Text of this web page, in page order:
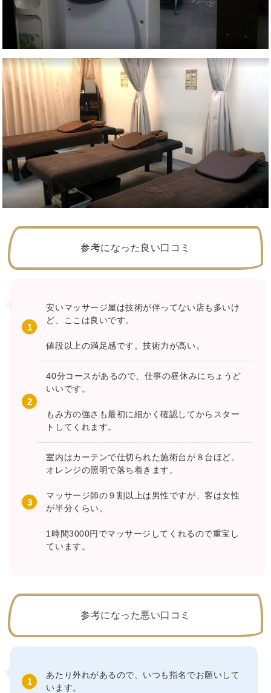
参考になった良い口コミ
安いマッサージ屋は技術が伴ってない店も多いけ
ど、ここは良いです。
値段以上の満足感です。技術力が高い。
40分コースがあるので、仕事の昼休みにちょうど
いいです。
もみ方の強さも最初に細かく確認してからスター
トしてくれます。
室内はカーテンで仕切られた施術台が８台ほど。
オレンジの照明で落ち着きます。
マッサージ師の９割以上は男性ですが、客は女性
が半分くらい。
1時間3000円でマッサージしてくれるので重宝し
ています。
参考になった悪い口コミ
あたり外れがあるので、いつも指名でお願いして
います。